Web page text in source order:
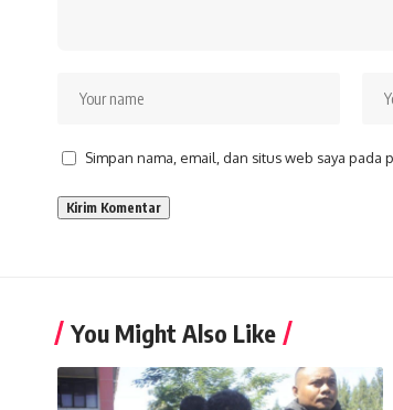
Simpan nama, email, dan situs web saya
You Might Also Like